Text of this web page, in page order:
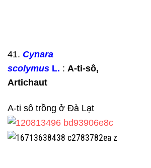
41. Cynara
scolymus L. : A-ti-sô,
Artichaut
A-ti sô trồng ở Đà Lạt